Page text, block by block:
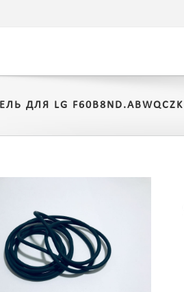
ДЛЯ LG F60B8ND.ABWQCZK